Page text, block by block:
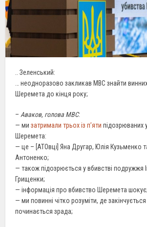
.. Зеленський:
… неодноразово закликав МВС знайти
Шеремета до кінця року;
– Аваков, голова МВС:
— мизатримали трьох із п’яти підозрюваних
Шеремета:
— це – [АТОвці] Яна Другар, Юлія Кузьменко
Антоненко;
— також підозрюється у вбивстві подружжя
Грищенки;
— інформація про вбивство Шеремета шокує;
— ми повинні чітко розуміти, де закінчується
починається зрада;